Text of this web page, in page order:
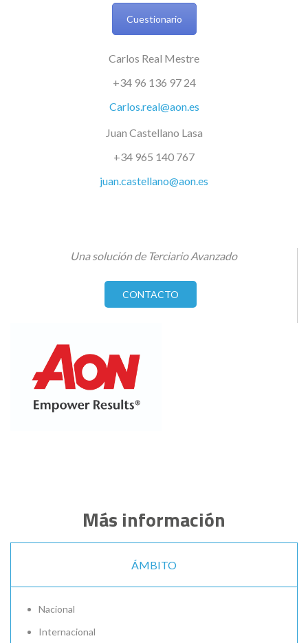
Cuestionario
Carlos Real Mestre
+34 96 136 97 24
Carlos.real@aon.es
Juan Castellano Lasa
+34 965 140 767
juan.castellano@aon.es
Una solución de Terciario Avanzado
CONTACTO
Más información
ÁMBITO
Nacional
Internacional